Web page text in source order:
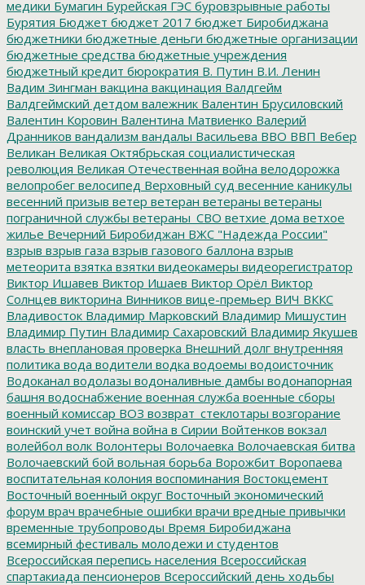
медики Бумагин Бурейская ГЭС буровзрывные работы
Бурятия Бюджет бюджет 2017 бюджет Биробиджана
бюджетники бюджетные деньги бюджетные организации
бюджетные средства бюджетные учреждения
бюджетный кредит бюрократия В. Путин В.И. Ленин
Вадим Зингман вакцина вакцинация Валдгейм
Валдгеймский детдом валежник Валентин Брусиловский
Валентин Коровин Валентина Матвиенко Валерий
Дранников вандализм вандалы Васильева ВВО ВВП Вебер
Великан Великая Октябрьская социалистическая
революция Великая Отечественная война велодорожка
велопробег велосипед Верховный суд весенние каникулы
весенний призыв ветер ветеран ветераны ветераны
пограничной службы ветераны_СВО ветхие дома ветхое
жилье Вечерний Биробиджан ВЖС "Надежда России"
взрыв взрыв газа взрыв газового баллона взрыв
метеорита взятка взятки видеокамеры видеорегистратор
Виктор Ишавев Виктор Ишаев Виктор Орёл Виктор
Солнцев викторина Винников вице-премьер ВИЧ ВККС
Владивосток Владимир Марковский Владимир Мишустин
Владимир Путин Владимир Сахаровский Владимир Якушев
власть внеплановая проверка Внешний долг внутренняя
политика вода водители водка водоемы водоисточник
Водоканал водолазы водоналивные дамбы водонапорная
башня водоснабжение военная служба военные сборы
военный комиссар ВОЗ возврат_стеклотары возгорание
воинский учет война война в Сирии Войтенков вокзал
волейбол волк Волонтеры Волочаевка Волочаевская битва
Волочаевский бой вольная борьба Ворожбит Воропаева
воспитательная колония воспоминания Востокцемент
Восточный военный округ Восточный экономический
форум врач врачебные ошибки врачи вредные привычки
временные трубопроводы Время Биробиджана
всемирный фестиваль молодежи и студентов
Всероссийская перепись населения Всероссийская
спартакиада пенсионеров Всероссийский день ходьбы